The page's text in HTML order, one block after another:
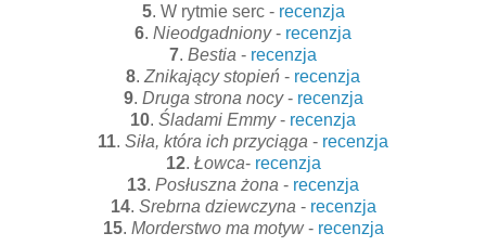
5. W rytmie serc - recenzja
6. Nieodgadniony- recenzja
7. Bestia - recenzja
8. Znikający stopień - recenzja
9. Druga strona nocy- recenzja
10. Śladami Emmy- recenzja
11. Siła, która ich przyciąga - recenzja
12. Łowca- recenzja
13. Posłuszna żona - recenzja
14. Srebrna dziewczyna - recenzja
15. Morderstwo ma motyw- recenzja